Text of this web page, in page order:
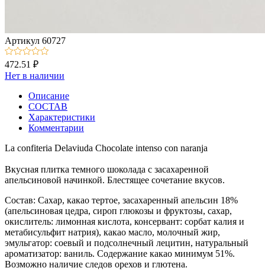
Артикул 60727
472.51 ₽
Нет в наличии
Описание
СОСТАВ
Характеристики
Комментарии
La confiteria Delaviuda Chocolate intenso con naranja
Вкусная плитка темного шоколада с засахаренной
апельсиновой начинкой. Блестящее сочетание вкусов.
Состав: Сахар, какао тертое, засахаренный апельсин 18%
(апельсиновая цедра, сироп глюкозы и фруктозы, сахар,
окислитель: лимонная кислота, консервант: сорбат калия и
метабисульфит натрия), какао масло, молочный жир,
эмульгатор: соевый и подсолнечный лецитин, натуральный
ароматизатор: ваниль. Содержание какао минимум 51%.
Возможно наличие следов орехов и глютена.